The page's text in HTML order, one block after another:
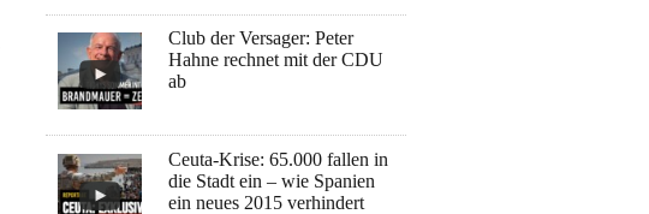
Club der Versager: Peter
Hahne rechnet mit der CDU
ab
Ceuta-Krise: 65.000 fallen in
die Stadt ein – wie Spanien
ein neues 2015 verhindert